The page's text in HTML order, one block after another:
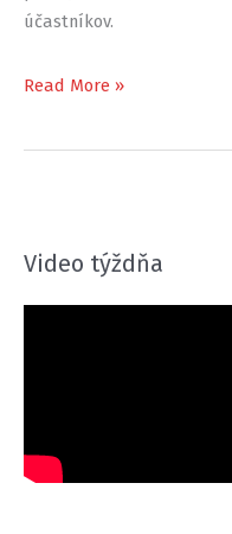
účastníkov.
350
Read More »
Video týždňa